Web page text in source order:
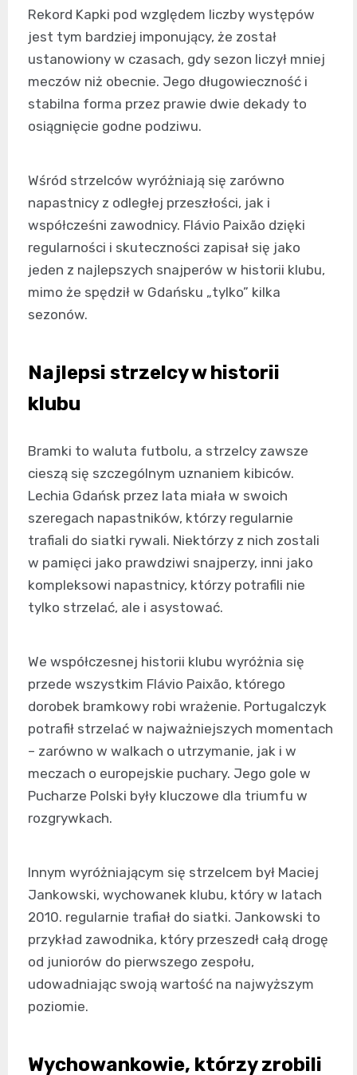
Rekord Kapki pod względem liczby występów
jest tym bardziej imponujący, że został
ustanowiony w czasach, gdy sezon liczył mniej
meczów niż obecnie. Jego długowieczność i
stabilna forma przez prawie dwie dekady to
osiągnięcie godne podziwu.
Wśród strzelców wyróżniają się zarówno
napastnicy z odległej przeszłości, jak i
współcześni zawodnicy. Flávio Paixão dzięki
regularności i skuteczności zapisał się jako
jeden z najlepszych snajperów w historii klubu,
mimo że spędził w Gdańsku „tylko” kilka
sezonów.
Najlepsi strzelcy w historii
klubu
Bramki to waluta futbolu, a strzelcy zawsze
cieszą się szczególnym uznaniem kibiców.
Lechia Gdańsk przez lata miała w swoich
szeregach napastników, którzy regularnie
trafiali do siatki rywali. Niektórzy z nich zostali
w pamięci jako prawdziwi snajperzy, inni jako
kompleksowi napastnicy, którzy potrafili nie
tylko strzelać, ale i asystować.
We współczesnej historii klubu wyróżnia się
przede wszystkim Flávio Paixão, którego
dorobek bramkowy robi wrażenie. Portugalczyk
potrafił strzelać w najważniejszych momentach
– zarówno w walkach o utrzymanie, jak i w
meczach o europejskie puchary. Jego gole w
Pucharze Polski były kluczowe dla triumfu w
rozgrywkach.
Innym wyróżniającym się strzelcem był Maciej
Jankowski, wychowanek klubu, który w latach
2010. regularnie trafiał do siatki. Jankowski to
przykład zawodnika, który przeszedł całą drogę
od juniorów do pierwszego zespołu,
udowadniając swoją wartość na najwyższym
poziomie.
Wychowankowie, którzy zrobili